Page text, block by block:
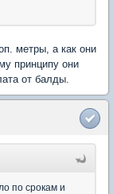
метры, а как они
принципу они
от балды.
по срокам и